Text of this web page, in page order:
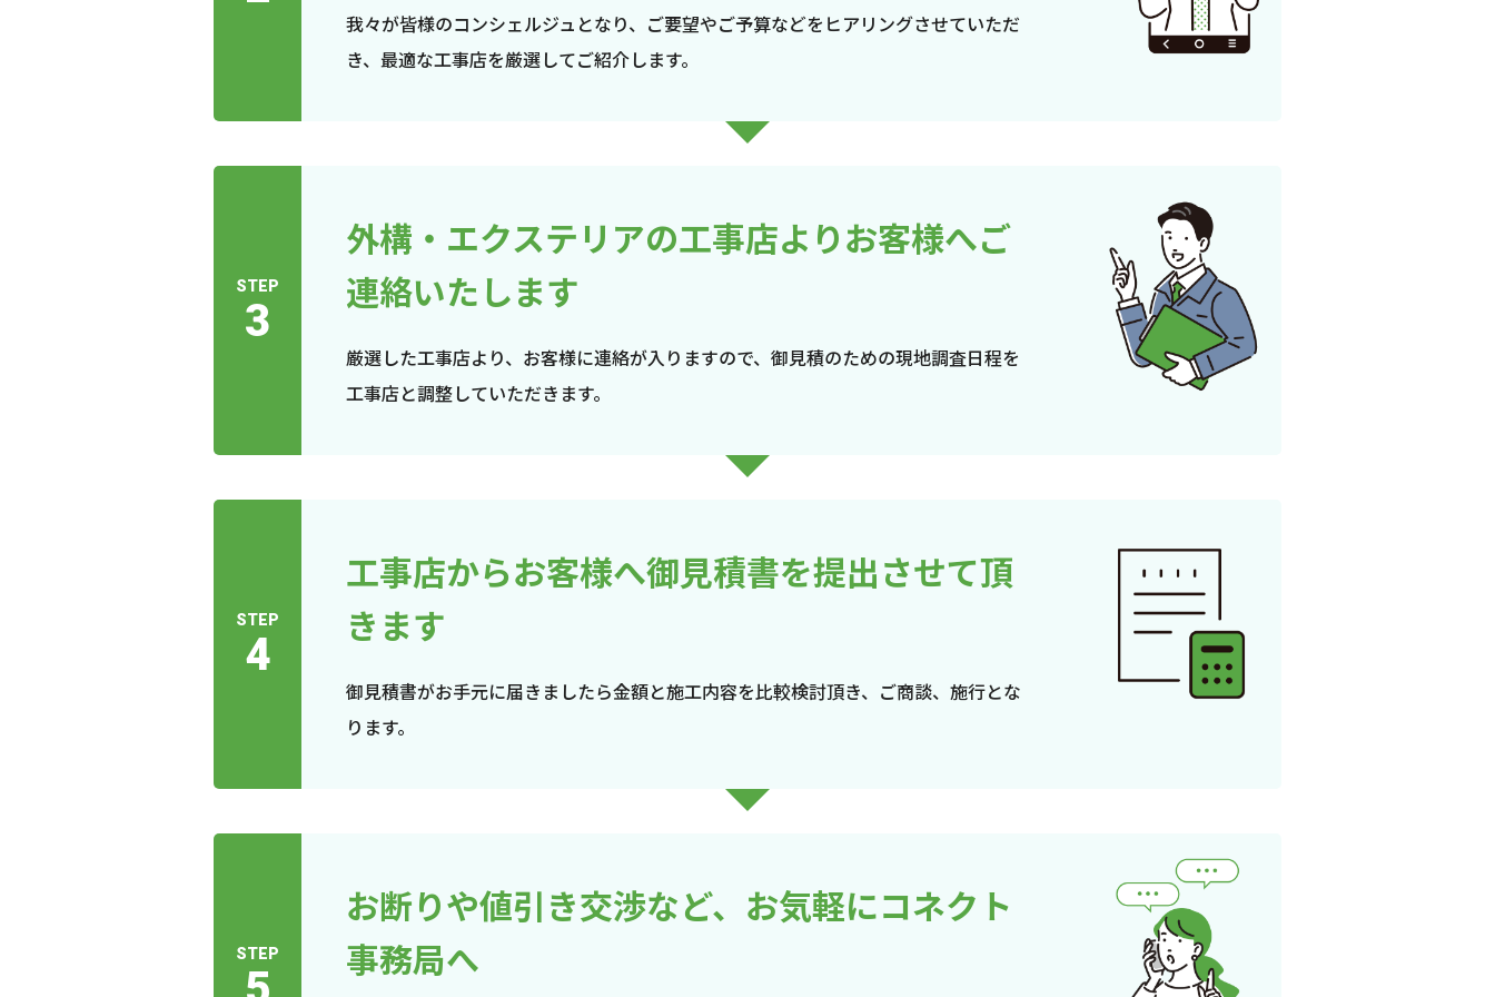
我々が皆様のコンシェルジュとなり、ご要望やご予算などをヒアリングさせていただ
き、最適な工事店を厳選してご紹介します。
STEP
3
外構・エクステリアの工事店よりお客様へご
連絡いたします
厳選した工事店より、お客様に連絡が入りますので、御見積のための現地調査日程を
工事店と調整していただきます。
STEP
4
工事店からお客様へ御見積書を提出させて頂
きます
御見積書がお手元に届きましたら金額と施工内容を比較検討頂き、ご商談、施行とな
ります。
STEP
お断りや値引き交渉など、お気軽にコネクト
事務局へ